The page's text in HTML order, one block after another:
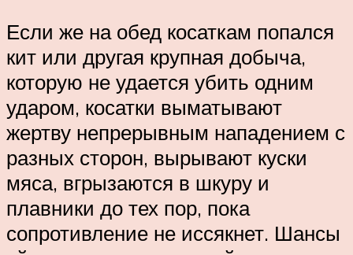
Если же на обед косаткам попался
кит или другая крупная добыча,
которую не удается убить одним
ударом, косатки выматывают
жертву непрерывным нападением с
разных сторон, вырывают куски
мяса, вгрызаются в шкуру и
плавники до тех пор, пока
сопротивление не иссякнет. Шансы